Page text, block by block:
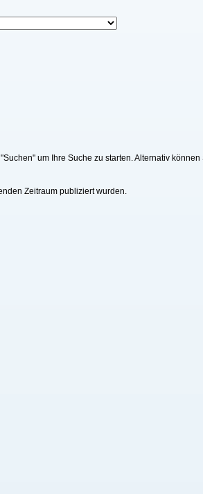
um Ihre Suche zu starten. Alternativ können
Zeitraum publiziert wurden.